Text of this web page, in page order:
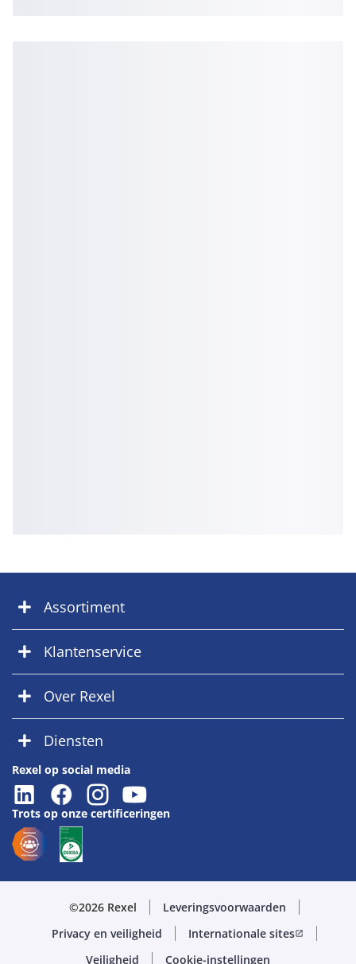
Assortiment
Klantenservice
Over Rexel
Diensten
Rexel op social media
Trots op onze certificeringen
©2026 Rexel
Leveringsvoorwaarden
Privacy en veiligheid
Internationale sitesopen_in_new
Veiligheid Cookie-instellingen